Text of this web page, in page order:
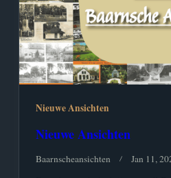
Nieuwe Ansichten
Nieuwe Ansichten
Baarnscheansichten Jan 11,